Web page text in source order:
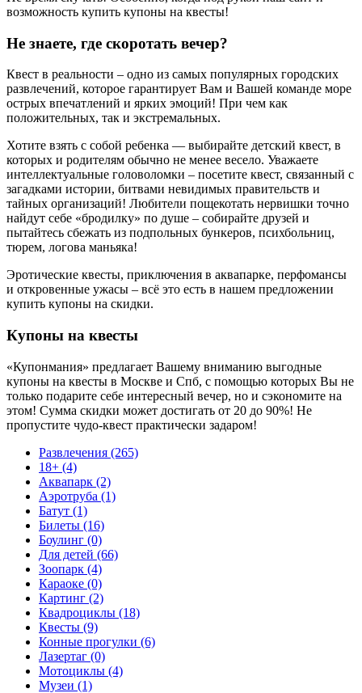
возможность купить купоны на квесты!
Не знаете, где скоротать вечер?
Квест в реальности – одно из самых популярных городских
развлечений, которое гарантирует Вам и Вашей команде море
острых впечатлений и ярких эмоций! При чем как
положительных, так и экстремальных.
Хотите взять с собой ребенка — выбирайте детский квест, в
которых и родителям обычно не менее весело. Уважаете
интеллектуальные головоломки – посетите квест, связанный с
загадками истории, битвами невидимых правительств и
тайных организаций! Любители пощекотать нервишки точно
найдут себе «бродилку» по душе – собирайте друзей и
пытайтесь сбежать из подпольных бункеров, психбольниц,
тюрем, логова маньяка!
Эротические квесты, приключения в аквапарке, перфомансы
и откровенные ужасы – всё это есть в нашем предложении
купить купоны на скидки.
Купоны на квесты
«Купонмания» предлагает Вашему вниманию выгодные
купоны на квесты в Москве и Спб, с помощью которых Вы не
только подарите себе интересный вечер, но и сэкономите на
этом! Сумма скидки может достигать от 20 до 90%! Не
пропустите чудо-квест практически задаром!
Развлечения (265)
18+ (4)
Аквапарк (2)
Аэротруба (1)
Батут (1)
Билеты (16)
Боулинг (0)
Для детей (66)
Зоопарк (4)
Караоке (0)
Картинг (2)
Квадроциклы (18)
Квесты (9)
Конные прогулки (6)
Лазертаг (0)
Мотоциклы (4)
Музеи (1)